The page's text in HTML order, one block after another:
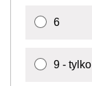
6
9 -